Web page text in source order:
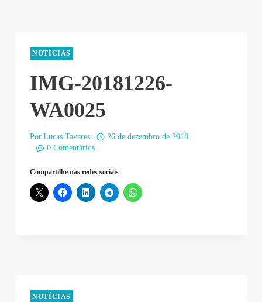
NOTÍCIAS
IMG-20181226-
WA0025
Por Lucas Tavares
26 de dezembro de 2018
0 Comentários
Compartilhe nas redes sociais
NOTÍCIAS